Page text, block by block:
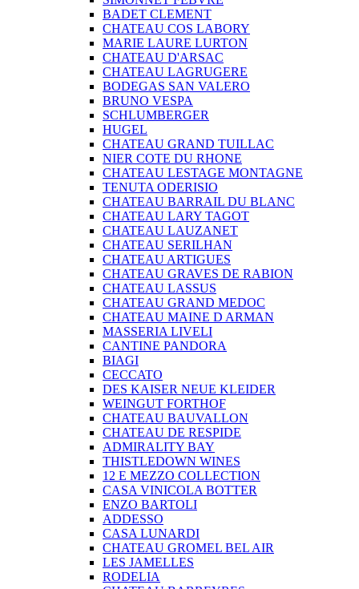
BADET CLEMENT
CHATEAU COS LABORY
MARIE LAURE LURTON
CHATEAU D'ARSAC
CHATEAU LAGRUGERE
BODEGAS SAN VALERO
BRUNO VESPA
SCHLUMBERGER
HUGEL
CHATEAU GRAND TUILLAC
NIER COTE DU RHONE
CHATEAU LESTAGE MONTAGNE
TENUTA ODERISIO
CHATEAU BARRAIL DU BLANC
CHATEAU LARY TAGOT
CHATEAU LAUZANET
CHATEAU SERILHAN
CHATEAU ARTIGUES
CHATEAU GRAVES DE RABION
CHATEAU LASSUS
CHATEAU GRAND MEDOC
CHATEAU MAINE D ARMAN
MASSERIA LIVELI
CANTINE PANDORA
BIAGI
CECCATO
DES KAISER NEUE KLEIDER
WEINGUT FORTHOF
CHATEAU BAUVALLON
CHATEAU DE RESPIDE
ADMIRALITY BAY
THISTLEDOWN WINES
12 E MEZZO COLLECTION
CASA VINICOLA BOTTER
ENZO BARTOLI
ADDESSO
CASA LUNARDI
CHATEAU GROMEL BEL AIR
LES JAMELLES
RODELIA